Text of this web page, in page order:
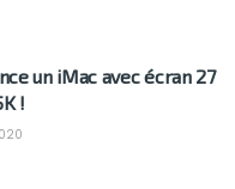
un iMac avec écran 27
!